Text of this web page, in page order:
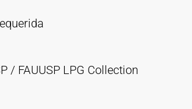
/ FAUUSP LPG Collection